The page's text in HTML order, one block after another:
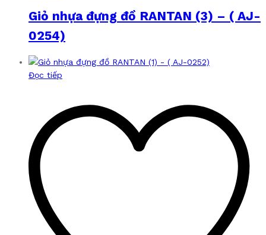
Giỏ nhựa đựng đồ RANTAN (3) – ( AJ-
0254)
Đọc tiếp